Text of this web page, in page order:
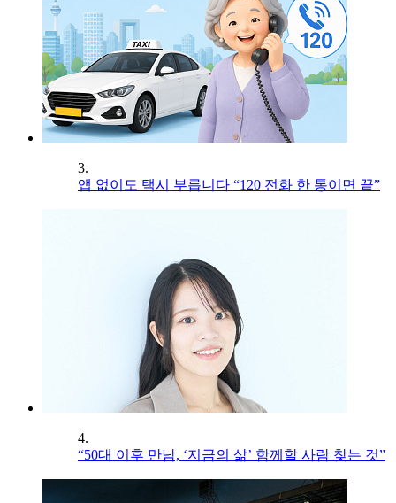
3.
앱 없이도 택시 부릅니다 “120 전화 한 통이면 끝”
4.
“50대 이후 만남, ‘지금의 삶’ 함께할 사람 찾는 것”